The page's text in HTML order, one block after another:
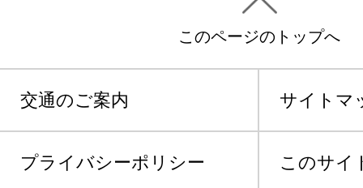
このページのトップへ
交通のご案内 サイトマ
プライバシーポリシー このサイ